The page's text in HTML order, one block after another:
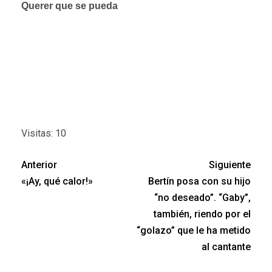
Querer que se pueda
Visitas: 10
Anterior
«¡Ay, qué calor!»
Siguiente
Bertín posa con su hijo
“no deseado”. “Gaby”,
también, riendo por el
“golazo” que le ha metido
al cantante